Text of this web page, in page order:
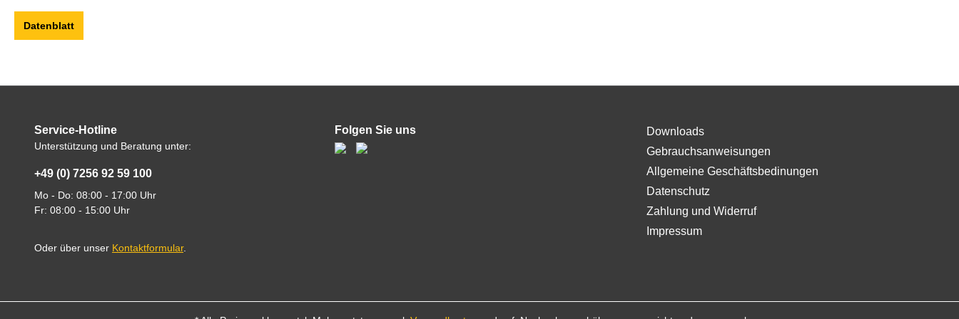
Datenblatt
Service-Hotline
Unterstützung und Beratung unter:
+49 (0) 7256 92 59 100
Mo - Do: 08:00 - 17:00 Uhr
Fr: 08:00 - 15:00 Uhr
Oder über unser Kontaktformular.
Folgen Sie uns
Downloads
Gebrauchsanweisungen
Allgemeine Geschäftsbedinungen
Datenschutz
Zahlung und Widerruf
Impressum